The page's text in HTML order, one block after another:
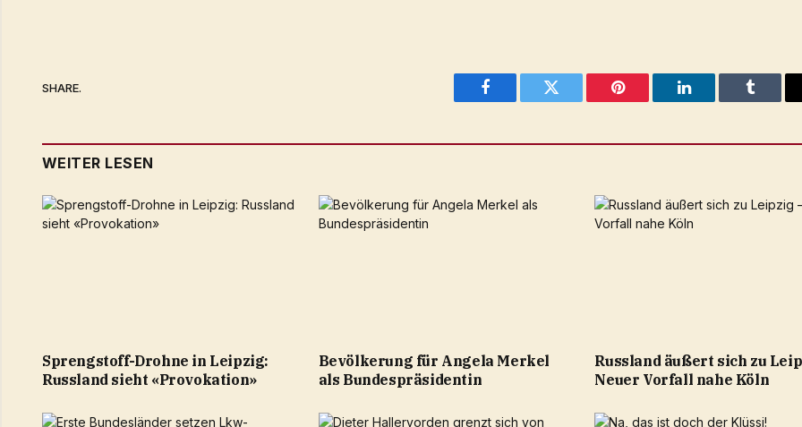
SHARE.
Facebook Twitter Pinterest LinkedIn Tumblr
WEITER LESEN
Sprengstoff-Drohne in Leipzig:
Russland sieht «Provokation»
Bevölkerung für Angela Merkel
als Bundespräsidentin
Russland äußert sich zu
Neuer Vorfall nahe Köln